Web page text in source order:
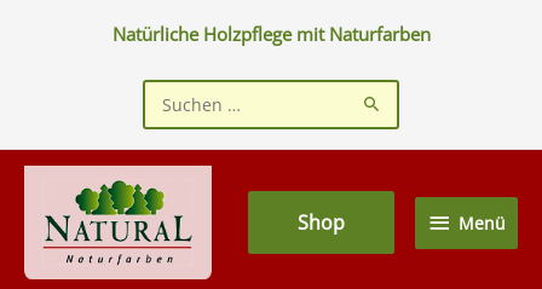
Natürliche Holzpflege mit Naturfarben
Suchen
nach:
Menü
Shop